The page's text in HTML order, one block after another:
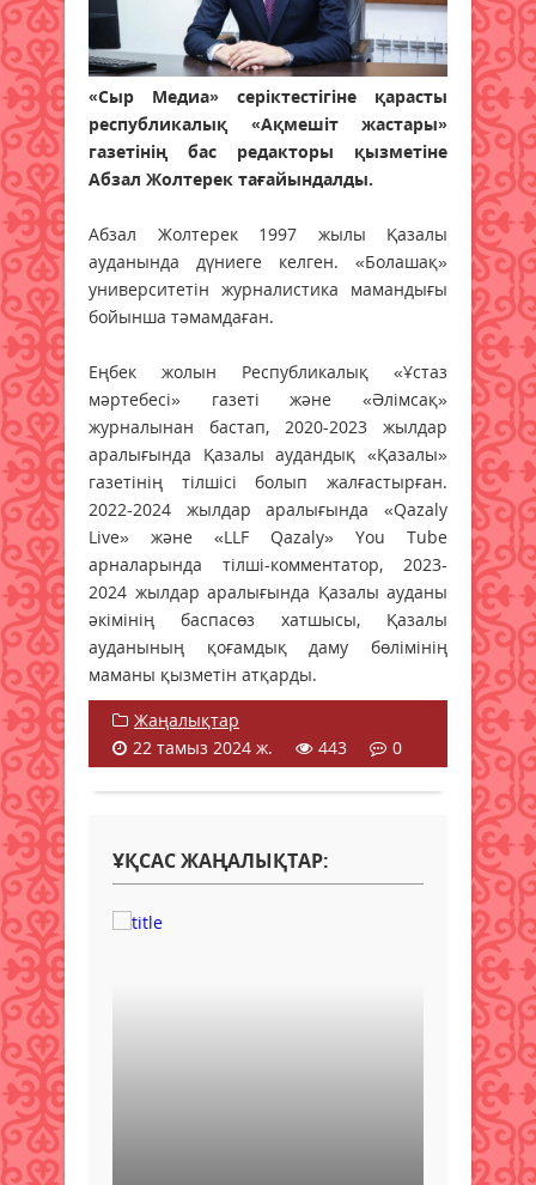
«Сыр Медиа» серіктестігіне қарасты
республикалық «Ақмешіт жастары»
газетінің бас редакторы қызметіне
Абзал Жолтерек тағайындалды.
Абзал Жолтерек 1997 жылы Қазалы
ауданында дүниеге келген. «Болашақ»
университетін журналистика мамандығы
бойынша тәмамдаған.
Еңбек жолын Республикалық «Ұстаз
мәртебесі» газеті және «Әлімсақ»
журналынан бастап, 2020-2023 жылдар
аралығында Қазалы аудандық «Қазалы»
газетінің тілшісі болып жалғастырған.
2022-2024 жылдар аралығында «Qazaly
Live» және «LLF Qazaly» You Tube
арналарында тілші-комментатор, 2023-
2024 жылдар аралығында Қазалы ауданы
әкімінің баспасөз хатшысы, Қазалы
ауданының қоғамдық даму бөлімінің
маманы қызметін атқарды.
Жаңалықтар
22 тамыз 2024 ж.
443 0
ҰҚСАС ЖАҢАЛЫҚТАР: